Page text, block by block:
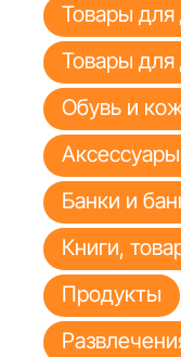
Товары
Товары для
Обувь и
Банки и
Книги,
Продукты